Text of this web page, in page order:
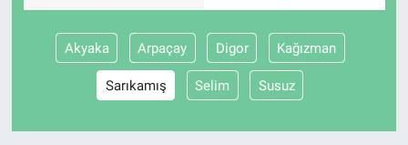
Akyaka Arpaçay Digor Kağızman
Sarıkamış Selim Susuz
Gündem Özel
Günün görüntüsü
Haber